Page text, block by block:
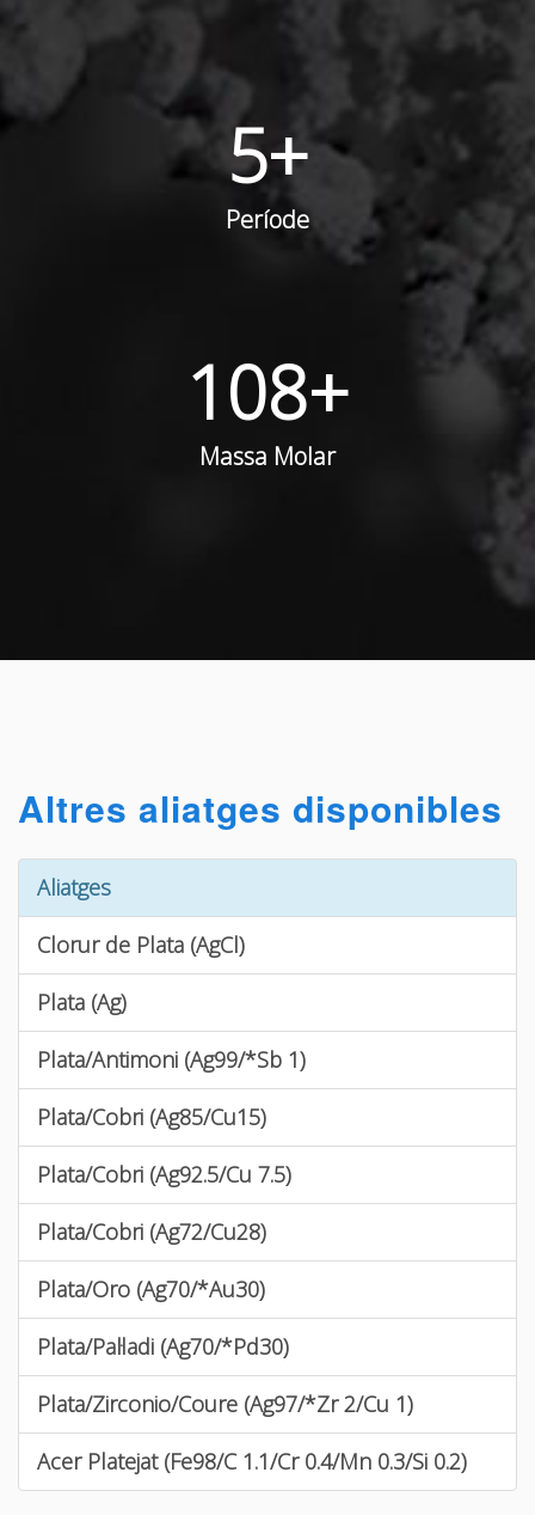
5+
Període
108+
Massa Molar
Altres aliatges disponibles
Aliatges
Clorur de Plata (AgCl)
Plata (Ag)
Plata/Antimoni (Ag99/*Sb 1)
Plata/Cobri (Ag85/Cu15)
Plata/Cobri (Ag92.5/Cu 7.5)
Plata/Cobri (Ag72/Cu28)
Plata/Oro (Ag70/*Au30)
Plata/Pal·ladi (Ag70/*Pd30)
Plata/Zirconio/Coure (Ag97/*Zr 2/Cu 1)
Acer Platejat (Fe98/C 1.1/Cr 0.4/Mn 0.3/Si 0.2)